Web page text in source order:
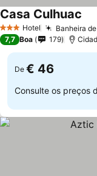
3 EstrelasHotel Banheira
Casa Culhuac
7,7 Boa 179
De € 46
Consulte os preços